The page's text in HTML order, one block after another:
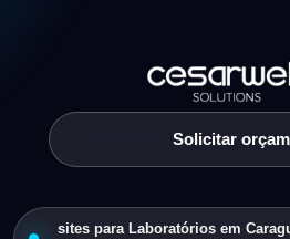
Solicitar
sites para Laboratórios em